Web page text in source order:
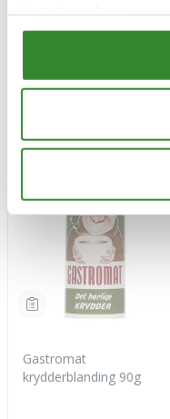
Gastromat
krydderblanding 90g